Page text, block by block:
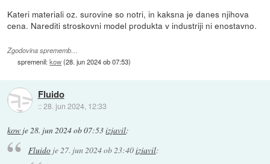
Kateri materiali oz. surovine so notri, in kaksna je danes njihova
cena. Narediti stroskovni model produkta v industriji ni enostavno.
Zgodovina sprememb…
spremenil:kow(28. jun 2024 ob 07:53)
Fluido
::28. jun 2024, 12:33
kow je28. jun 2024 ob 07:53izjavil:
Fluidoje27. jun 2024 ob 23:40izjavil: